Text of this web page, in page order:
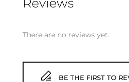
There are no reviews yet.
BE THE FIRST TO